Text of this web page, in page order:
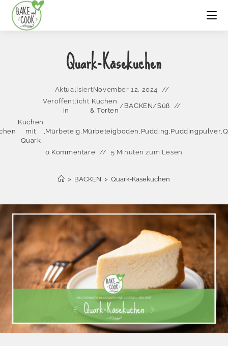
Quark-Käsekuchen
AktualisiertNovember 12, 2024
Veröffentlicht
in
Kuchen
& Torten
/BACKEN/Süß
,
Kuchen
mit
Quark
,Mürbeteig , Mürbeteigboden , Pudding ,Puddingpulver,
0 Kommentare 5 Minuten zum Lesen
> BACKEN > Quark-Käsekuchen